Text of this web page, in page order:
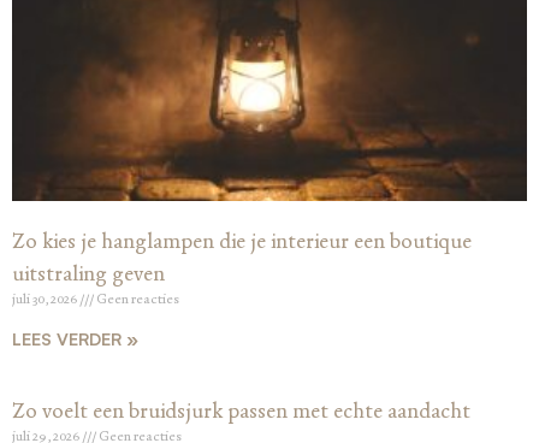
Zo kies je hanglampen die je interieur een boutique
uitstraling geven
juli 30, 2026 Geen reacties
LEES VERDER »
Zo voelt een bruidsjurk passen met echte aandacht
juli 29, 2026 Geen reacties